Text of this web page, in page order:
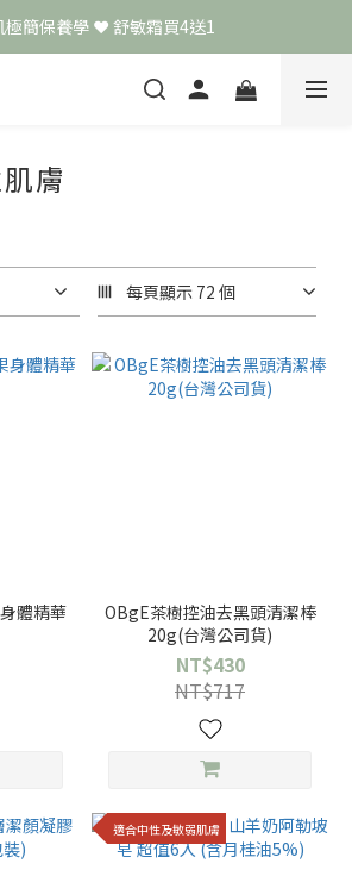
保養月❤️養髮精華買2送1
極簡保養學 ❤️ 舒敏霜買4送1
📣 加入LINE好友送50元
膚
每頁顯示 72 個
體精華
OBgE茶樹控油去黑頭清潔棒
20g(台灣公司貨)
NT$430
NT$717
適合中性及敏弱肌膚